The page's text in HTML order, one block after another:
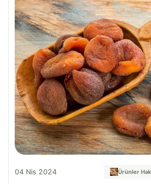
04 Nis 2024 Ürünler